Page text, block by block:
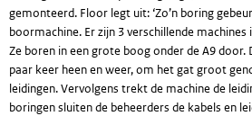
gemonteerd. Floor legt uit: ‘Zo’n boring
boormachine. Er zijn 3 verschillende
Ze boren in een grote boog onder de A9
paar keer heen en weer, om het gat groot
leidingen. Vervolgens trekt de machine de
boringen sluiten de beheerders de kabels en